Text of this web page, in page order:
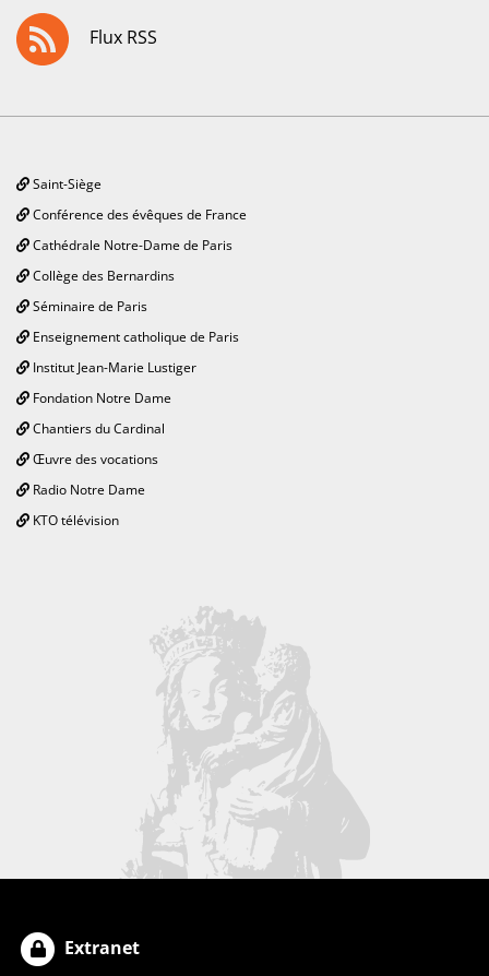
Flux RSS
Saint-Siège
Conférence des évêques de France
Cathédrale Notre-Dame de Paris
Collège des Bernardins
Séminaire de Paris
Enseignement catholique de Paris
Institut Jean-Marie Lustiger
Fondation Notre Dame
Chantiers du Cardinal
Œuvre des vocations
Radio Notre Dame
KTO télévision
Extranet